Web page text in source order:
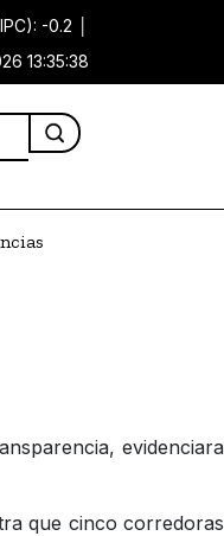
-0.2
13:35:38
evidenciara
que cinco corredoras